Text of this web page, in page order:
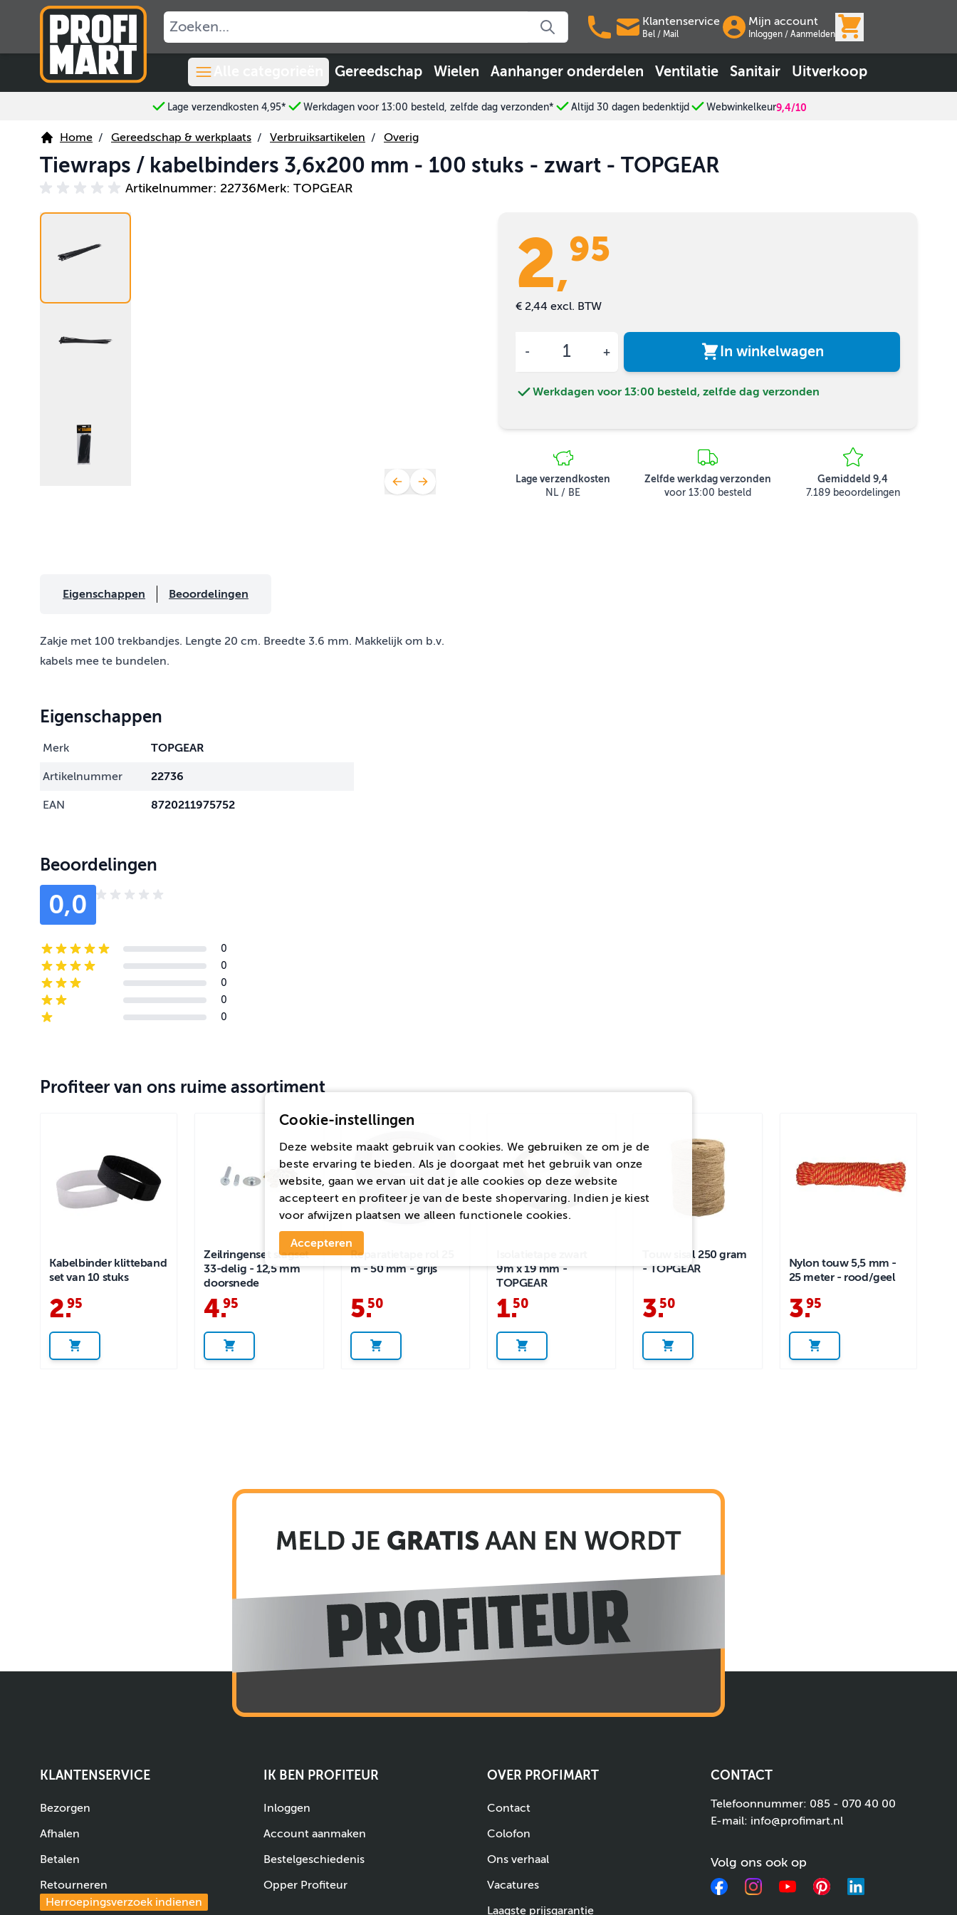
Ga naar de inhoud
Klantenservice
Bel / Mail
Mijn account
Inloggen / Aanmelden
Gereedschap Wielen Aanhanger onderdelen Ventilatie Sanitair Uitverkoop
Lage verzendkosten 4,95* Werkdagen voor 13:00 besteld, zelfde dag verzonden* Altijd 30 dagen bedenktijd Webwinkelkeur9,4/10
Home / Gereedschap & werkplaats / Verbruiksartikelen / Overig
Tiewraps / kabelbinders 3,6x200 mm - 100 stuks - zwart - TOPGEAR
Artikelnummer: 22736Merk: TOPGEAR
2,
95
€ 2,44 excl. BTW
In winkelwagen
Werkdagen voor 13:00 besteld, zelfde dag verzonden
Lage verzendkosten
NL / BE
Zelfde werkdag verzonden
voor 13:00 besteld
Gemiddeld 9,4
7.189 beoordelingen
Eigenschappen Beoordelingen
Zakje met 100 trekbandjes. Lengte 20 cm. Breedte 3.6 mm. Makkelijk om b.v.
kabels mee te bundelen.
Eigenschappen
Merk TOPGEAR
Artikelnummer 22736
EAN 8720211975752
Beoordelingen
0,0
5-star reviews
0
4-star reviews
0
3-star reviews
0
2-star reviews
0
1-star reviews
0
Profiteer van ons ruime assortiment
Kabelbinder klitteband
set van 10 stuks
2.
95
Zeilringenset slagset
33-delig - 12,5 mm
doorsnede
4.
95
Reparatietape rol 25
m - 50 mm - grijs
5.
50
9m x 19 mm -
TOPGEAR
1.50
Touw sisal 250 gram
- TOPGEAR
3.
50
Nylon touw 5,5 mm -
25 meter - rood/geel
3.
95
KLANTENSERVICE
Bezorgen
Afhalen
Betalen
Retourneren
Herroepingsverzoek indienen
IK BEN PROFITEUR
Inloggen
Account aanmaken
Bestelgeschiedenis
Opper Profiteur
OVER PROFIMART
Contact
Colofon
Ons verhaal
Vacatures
Laagste prijsgarantie
CONTACT
Telefoonnummer: 085 - 070 40 00
E-mail: info@profimart.nl
Volg ons ook op
FacebookInstagramYouTubePinterestLinkedIn
Cookie-instellingen
Deze website maakt gebruik van cookies. We gebruiken ze om je de
beste ervaring te bieden. Als je doorgaat met het gebruik van onze
website, gaan we ervan uit dat je alle cookies op deze website
accepteert en profiteer je van de beste shopervaring. Indien je kiest
voor afwijzen plaatsen we alleen functionele cookies.
Accepteren